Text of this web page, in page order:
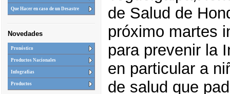
Que Hacer en caso de un Desastre
Novedades
Pronóstico
Productos Nacionales
Infografias
Productos
de Salud de
próximo martes
para prevenir la
en particular a
de salud que